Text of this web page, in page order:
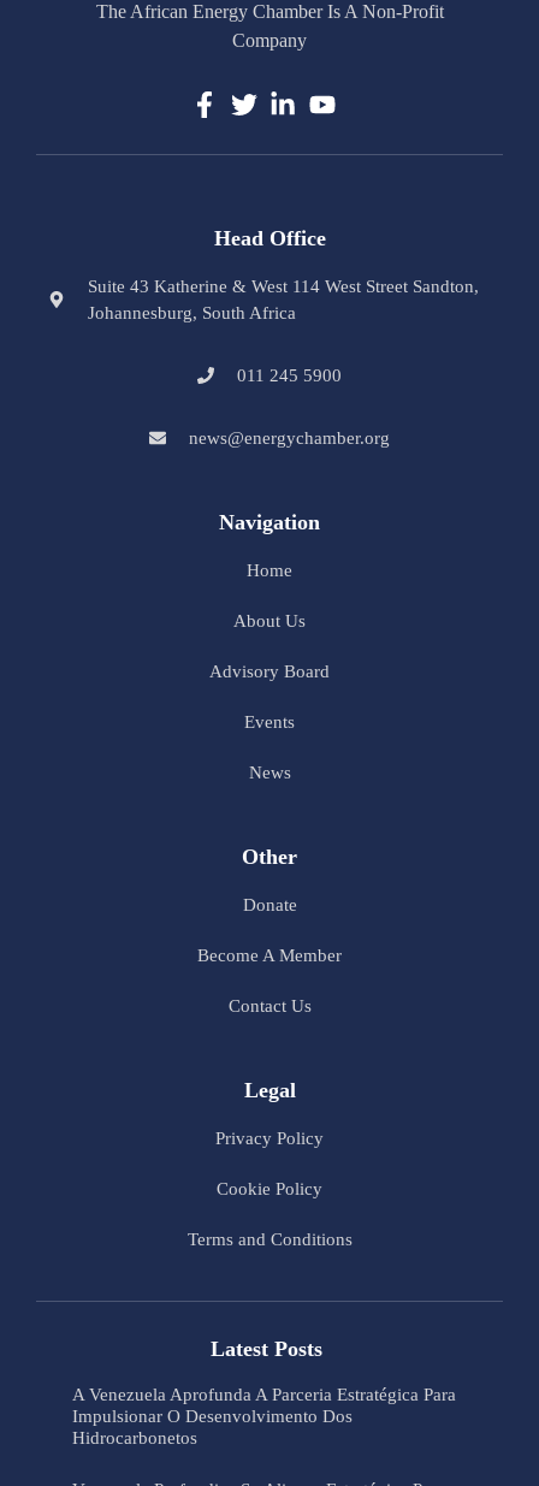
The African Energy Chamber Is A Non-Profit
Company
Head Office
Suite 43 Katherine & West 114 West Street Sandton,
Johannesburg, South Africa
011 245 5900
news@energychamber.org
Navigation
Home
About Us
Advisory Board
Events
News
Other
Donate
Become A Member
Contact Us
Legal
Privacy Policy
Cookie Policy
Terms and Conditions
Latest Posts
A Venezuela Aprofunda A Parceria Estratégica Para
Impulsionar O Desenvolvimento Dos
Hidrocarbonetos